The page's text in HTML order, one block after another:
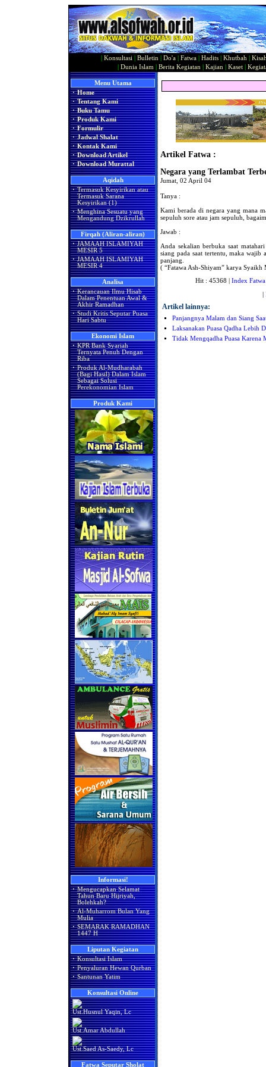
Konsultasi Bulletin Do'a Fatwa Hadits Khutbah
Dunia Islam Berita Kegiatan Kajian Kaset|
Menu Utama
· Home
· Tentang Kami
· Buku Tamu
· Produk Kami
· Formulir
· Jadwal Shalat
· Kontak Kami
· Download Artikel
· Download Murattal
Aqidah
· Termasuk Kesyirikan atau
Termasuk Sarana
Kesyirikan (1)
· Menghina Sesuatu yang
Mengandung Dzikrullah
Firqah (Aliran-aliran)
· JAMAAH ISLAMIYAH
MESIR 5
· JAMAAH ISLAMIYAH
MESIR 4
Analisa
· Kerancauan Ilmu Hisab
Dalam Penentuan Awal &
Akhir Ramadhan
· Studi Kritis Seputar Puasa
Hari Sabtu
Ekonomi Islam
· KPR Bank Syariah
Ternyata Penuh Dengan
Riba
· Produk Al-Mudharabah
(Bagi Hasil) Dalam Islam
Sebagai Solusi
Perekonomian Islam
Produk Kami
Informasi!
· Mengucapkan Selamat
Tahun Baru Hijriyah,
Bolehkah?
· Al-Muharrom Bulan Yang
Mulia
· SEMARAK RAMADHAN
1447 H
Liputan Kegiatan
· Konsultasi Islam
· Penyaluran Hewan Qurban
· Santunan Yatim
Konsultasi Online
Ust.Husnul Yaqin, Lc
Ust.Amar Abdullah
Ust.Saed As-Saedy, Lc
Fatwa Seputar Sholat
Artikel Fatwa :
Negara yang Terlambat
Jumat, 02 April 04
Tanya :
Kami berada di negara yang mana
sepuluh sore atau jam sepuluh,
Jawab :
Anda sekalian berbuka saat
siang pada saat tertentu, maka wajib
panjang.
( “Fatawa Ash-Shiyam” karya
Hit : 45368 | Index Fatwa
|
Artikel lainnya:
Panjangnya Malam dan Siang
Laksanakan Puasa Qadha Lebih
Tidak Mengqadha Puasa Karena